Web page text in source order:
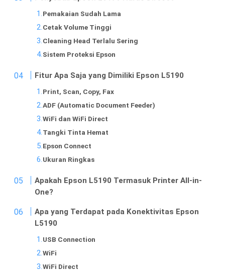
Pemakaian Sudah Lama
Cetak Volume Tinggi
Cleaning Head Terlalu Sering
Sistem Proteksi Epson
Fitur Apa Saja yang Dimiliki Epson L5190
Print, Scan, Copy, Fax
ADF (Automatic Document Feeder)
WiFi dan WiFi Direct
Tangki Tinta Hemat
Epson Connect
Ukuran Ringkas
Apakah Epson L5190 Termasuk Printer All-in-
One?
Apa yang Terdapat pada Konektivitas Epson
L5190
USB Connection
WiFi
WiFi Direct